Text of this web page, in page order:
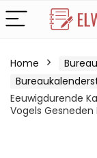
Home
Eeuwigdurende
Vogels